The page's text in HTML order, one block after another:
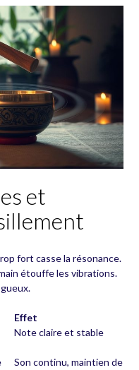
et
fort casse la résonance.
étouffe les vibrations.
Effet
Note claire et stable
Son continu, maintien de